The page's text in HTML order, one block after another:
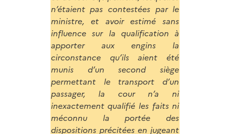
n’étaient pas contestées par le
ministre, et avoir estimé sans
influence sur la qualification à
apporter aux engins la
circonstance qu’ils aient été
munis d’un second siège
permettant le transport d’un
passager, la cour n’a ni
inexactement qualifié les faits ni
méconnu la portée des
dispositions précitées en jugeant